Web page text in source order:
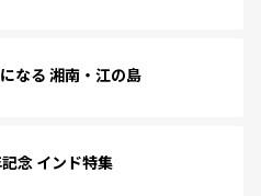
なる 湘南・江の島
念 インド特集